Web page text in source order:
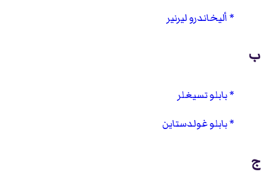
أليخاندرو ليرنير
ب
بابلو تسيغلر
بابلو غولدستاين
ج